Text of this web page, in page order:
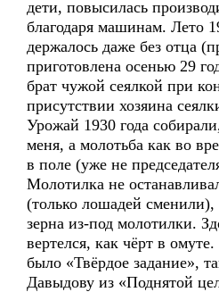
дети, повысилась
благодаря машинам. Лето
держалось даже без отца
приготовлена осенью 29
брат чужой сеялкой при
присутствии хозяина
Урожай 1930 года
меня, а молотьба как во
в поле (уже не
Молотилка не
(только лошадей сменили),
зерна из-под молотилки.
вертелся, как чёрт в
было «Твёрдое задание»,
Давыдову из «Поднятой